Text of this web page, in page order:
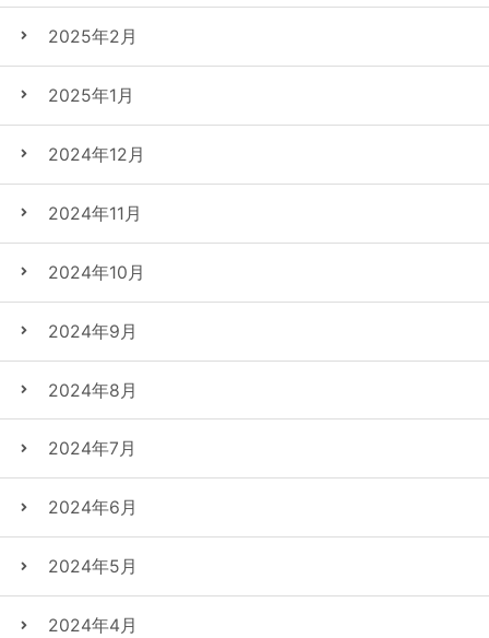
2025年2月
2025年1月
2024年12月
2024年11月
2024年10月
2024年9月
2024年8月
2024年7月
2024年6月
2024年5月
2024年4月